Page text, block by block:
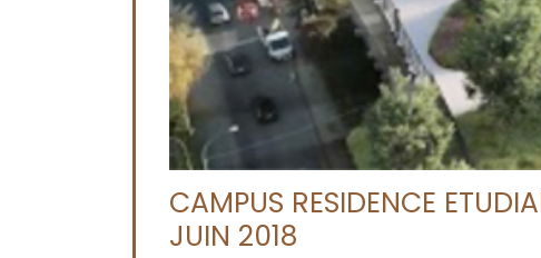
CAMPUS RESIDENCE
JUIN 2018